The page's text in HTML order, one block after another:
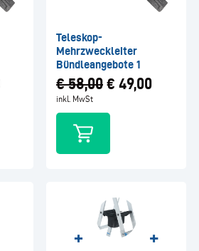
Teleskop-
Mehrzweckleiter
Bündleangebote 1
€58,00 € 49,00
inkl. MwSt